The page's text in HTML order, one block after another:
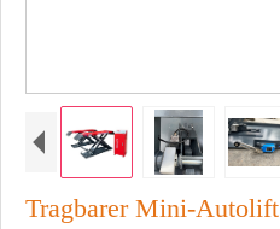
Tragbarer Mini-Autolift